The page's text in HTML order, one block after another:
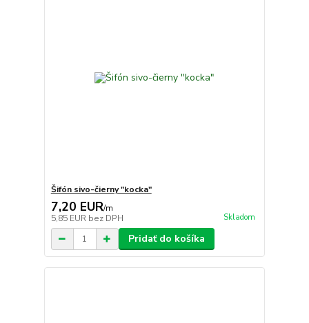
Šifón sivo-čierny "kocka"
7,20 EUR/m
5,85 EUR bez DPH Skladom
Pridať do košíka